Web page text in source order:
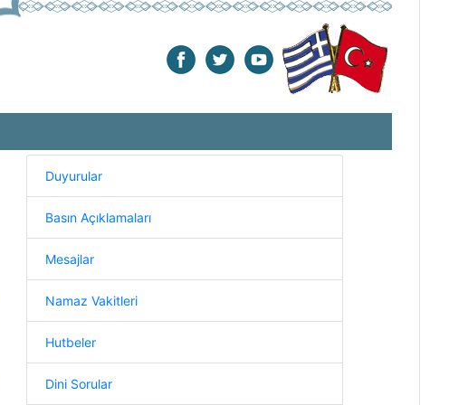
Duyurular
Basın Açıklamaları
Mesajlar
Namaz Vakitleri
Hutbeler
Dini Sorular